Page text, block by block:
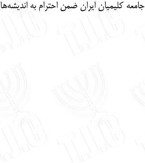
جامعه کلیمیان ایران ضمن احترام به